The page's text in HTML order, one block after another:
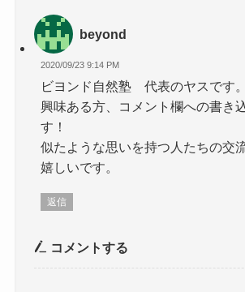
beyond
2020/09/23 9:14 PM
ビヨンド自然塾 代表のヤスです。
興味ある方、コメント欄への書き
す！
似たような思いを持つ人たちの交
嬉しいです。
返信
コメントする